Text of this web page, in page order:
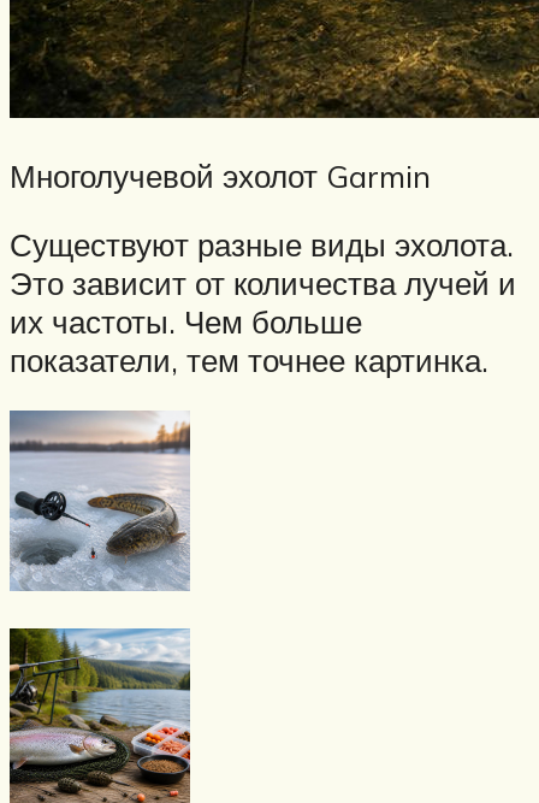
Многолучевой эхолот Garmin
Существуют разные виды эхолота.
Это зависит от количества лучей и
их частоты. Чем больше
показатели, тем точнее картинка.